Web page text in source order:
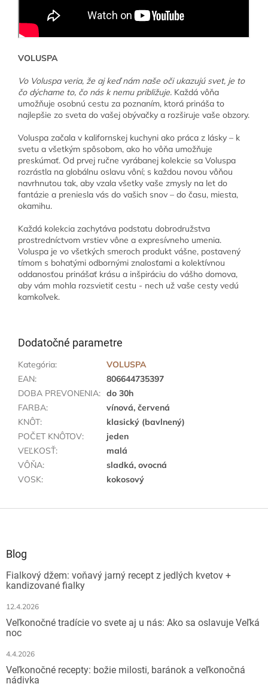
VOLUSPA
Vo Voluspa veria, že aj keď nám naše oči ukazujú svet, je to
čo dýchame to, čo nás k nemu približuje. Každá vôňa
umožňuje osobnú cestu za poznaním, ktorá prináša to
najlepšie zo sveta do vašej obývačky a rozširuje vaše obzory.
Voluspa začala v kalifornskej kuchyni ako práca z lásky – k
svetu a všetkým spôsobom, ako ho vôňa umožňuje
preskúmať. Od prvej ručne vyrábanej kolekcie sa Voluspa
rozrástla na globálnu oslavu vôní; s každou novou vôňou
navrhnutou tak, aby vzala všetky vaše zmysly na let do
fantázie a preniesla vás do vašich snov – do času, miesta,
okamihu.
Každá kolekcia zachytáva podstatu dobrodružstva
prostredníctvom vrstiev vône a expresívneho umenia.
Voluspa je vo všetkých smeroch produkt vášne, postavený
tímom s bohatými odbornými znalosťami a kolektívnou
oddanosťou prinášať krásu a inšpiráciu do vášho domova,
aby vám mohla rozsvietiť cestu - nech už vaše cesty vedú
kamkoľvek.
Dodatočné parametre
Kategória:
VOLUSPA
EAN:
806644735397
DOBA PREVONENIA: do 30h
FARBA:
vínová, červená
KNÔT:
klasický (bavlnený)
POČET KNÔTOV:
jeden
VEĽKOSŤ:
malá
VÔŇA:
sladká, ovocná
VOSK: kokosový
Blog
Fialkový džem: voňavý jarný recept z jedlých kvetov +
kandizované fialky
12.4.2026
Veľkonočné tradície vo svete aj u nás: Ako sa oslavuje Veľká
noc
4.4.2026
Veľkonočné recepty: božie milosti, baránok a veľkonočná
nádivka